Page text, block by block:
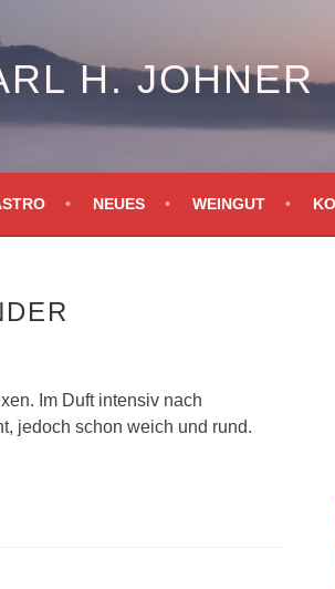
H. JOHNER
NEUES WEINGUT
Im Duft intensiv nach
jedoch schon weich und rund.